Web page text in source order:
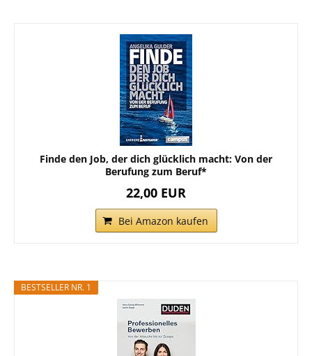
Finde den Job, der dich glücklich macht: Von der
Berufung zum Beruf*
22,00 EUR
Bei Amazon kaufen
BESTSELLER NR. 1